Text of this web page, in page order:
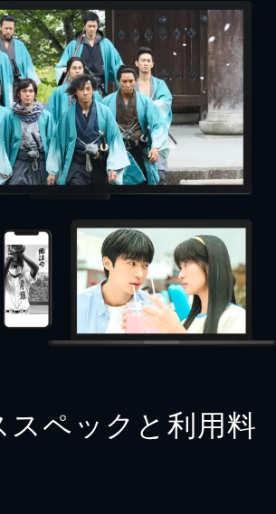
スペックと利用料